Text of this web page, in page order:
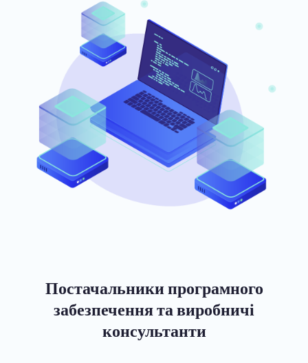
Постачальники програмного
забезпечення та виробничі
консультанти